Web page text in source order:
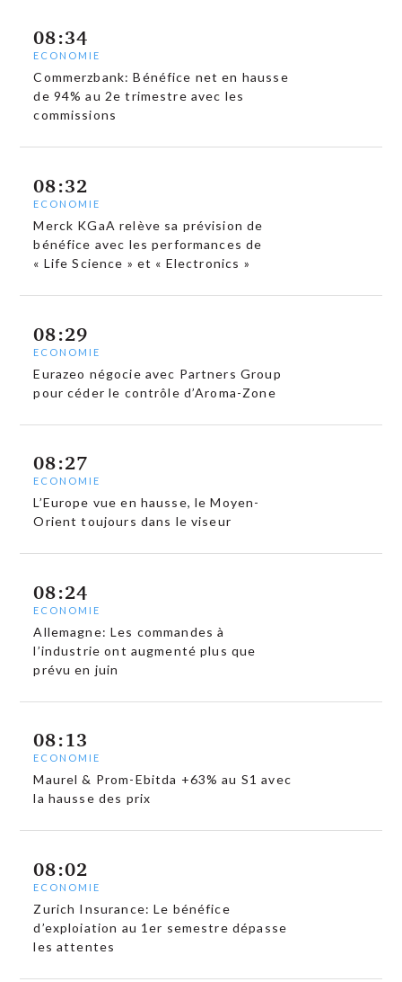
08:34
ECONOMIE
Commerzbank: Bénéfice net en hausse
de 94% au 2e trimestre avec les
commissions
08:32
ECONOMIE
Merck KGaA relève sa prévision de
bénéfice avec les performances de
« Life Science » et « Electronics »
08:29
ECONOMIE
Eurazeo négocie avec Partners Group
pour céder le contrôle d’Aroma-Zone
08:27
ECONOMIE
L’Europe vue en hausse, le Moyen-
Orient toujours dans le viseur
08:24
ECONOMIE
Allemagne: Les commandes à
l’industrie ont augmenté plus que
prévu en juin
08:13
ECONOMIE
Maurel & Prom-Ebitda +63% au S1 avec
la hausse des prix
08:02
ECONOMIE
Zurich Insurance: Le bénéfice
d’exploiation au 1er semestre dépasse
les attentes